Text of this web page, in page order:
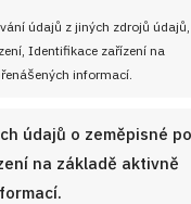
údajů z jiných zdrojů údajů,
Identifikace zařízení na
informací.
údajů o zeměpisné
na základě aktivně
10/10 bodů